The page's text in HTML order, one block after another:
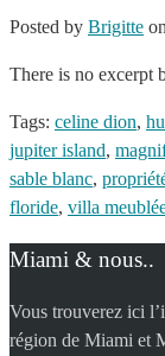
Posted by Brigitte on
There is no excerpt
Tags: celine dion,
jupiter island,
sable blanc,
floride, villa
Miami & nous..
Vous trouverez ici
région de Miami et